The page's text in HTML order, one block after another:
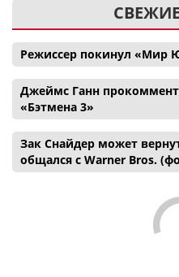
Режиссер покинул «Мир
Джеймс Ганн
«Бэтмена 3»
Зак Снайдер может
общался с Warner Bros.